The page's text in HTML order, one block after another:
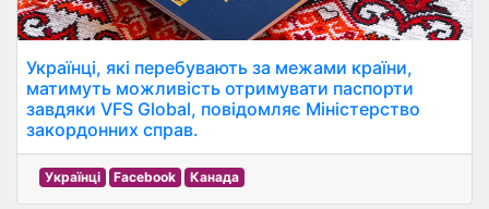
Українці, які перебувають за межами країни,
матимуть можливість отримувати паспорти
завдяки VFS Global, повідомляє Міністерство
закордонних справ.
Українці Facebook Канада